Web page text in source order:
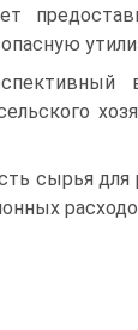
сырья